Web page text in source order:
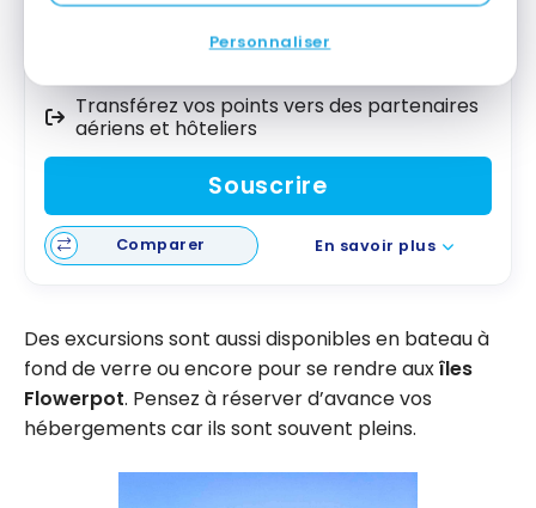
Personnaliser
5X les points sur l'épicerie et les restaurants
Transférez vos points vers des partenaires
aériens et hôteliers
Souscrire
Comparer En savoir plus
Des excursions sont aussi disponibles en bateau à
fond de verre ou encore pour se rendre auxîles
Flowerpot. Pensez à réserver d’avance vos
hébergements car ils sont souvent pleins.